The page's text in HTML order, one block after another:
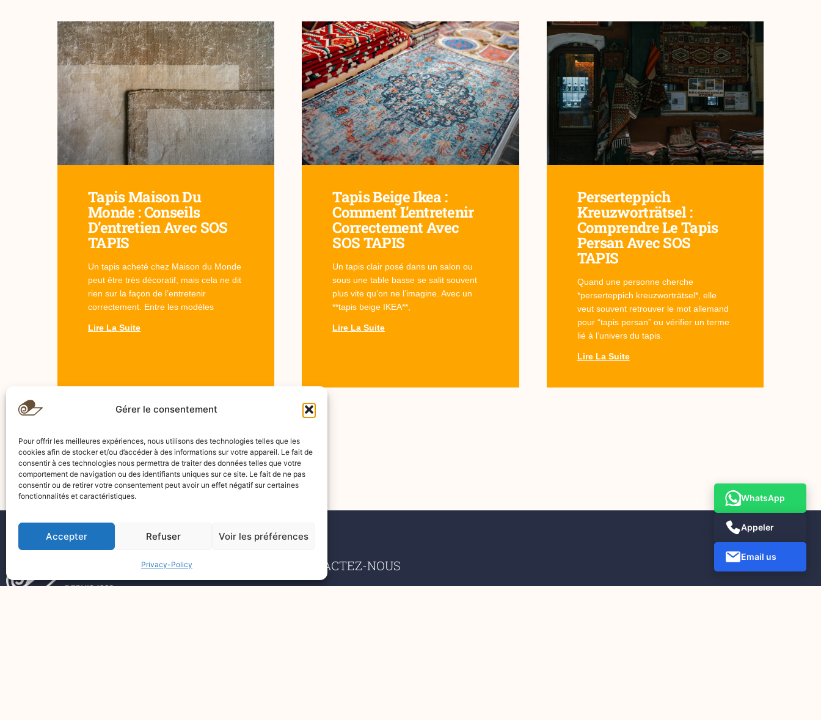
Gérer le consentement
Pour offrir les meilleures expériences, nous utilisons des technologies telles que les
cookies afin de stocker et/ou d’accéder à des informations sur votre appareil. Le fait de
consentir à ces technologies nous permettra de traiter des données telles que votre
comportement de navigation ou des identifiants uniques sur ce site. Le fait de ne pas
consentir ou de retirer votre consentement peut avoir un effet négatif sur certaines
fonctionnalités et caractéristiques.
Accepter Refuser Voir les préférences
Privacy-Policy
Tapis Maison Du
Monde : Conseils
D’entretien Avec SOS
TAPIS
Un tapis acheté chez Maison du Monde
peut être très décoratif, mais cela ne dit
rien sur la façon de l’entretenir
correctement. Entre les modèles
Lire La Suite
Tapis Beige Ikea :
Comment L’entretenir
Correctement Avec
SOS TAPIS
Un tapis clair posé dans un salon ou
sous une table basse se salit souvent
plus vite qu’on ne l’imagine. Avec un
**tapis beige IKEA**,
Lire La Suite
Perserteppich
Kreuzworträtsel :
Comprendre Le Tapis
Persan Avec SOS
TAPIS
Quand une personne cherche
*perserteppich kreuzworträtsel*, elle
veut souvent retrouver le mot allemand
pour “tapis persan” ou vérifier un terme
lié à l’univers du tapis.
Lire La Suite
CONTACTEZ-NOUS
WhatsApp
Appeler
Email us